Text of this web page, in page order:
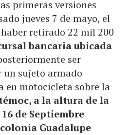
primeras versiones
jueves 7 de mayo, el
retirado 22 mil 200
bancaria ubicada
ser
sujeto armado
en motocicleta sobre la
a la altura de la
de Septiembre
colonia Guadalupe